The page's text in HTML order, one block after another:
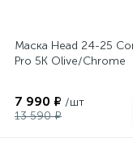
Маска Head 24-25
Pro 5K Olive/Chrome
7 990 ₽ /шт
13 590 ₽